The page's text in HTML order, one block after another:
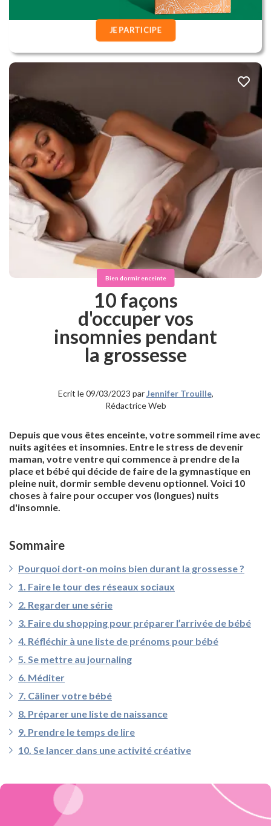
JE PARTICIPE
Bien dormir enceinte
10 façons
d'occuper vos
insomnies pendant
la grossesse
Ecrit le 09/03/2023 parJennifer Trouille,
Rédactrice Web
Depuis que vous êtes enceinte, votre sommeil rime avec
nuits agitées et insomnies. Entre le stress de devenir
maman, votre ventre qui commence à prendre de la
place et bébé qui décide de faire de la gymnastique en
pleine nuit, dormir semble devenu optionnel. Voici 10
choses à faire pour occuper vos (longues) nuits
d'insomnie.
Sommaire
Pourquoi dort-on moins bien durant la grossesse ?
1. Faire le tour des réseaux sociaux
2. Regarder une série
3. Faire du shopping pour préparer l’arrivée de bébé
4. Réfléchir à une liste de prénoms pour bébé
5. Se mettre au journaling
6. Méditer
7. Câliner votre bébé
8. Préparer une liste de naissance
9. Prendre le temps de lire
10. Se lancer dans une activité créative